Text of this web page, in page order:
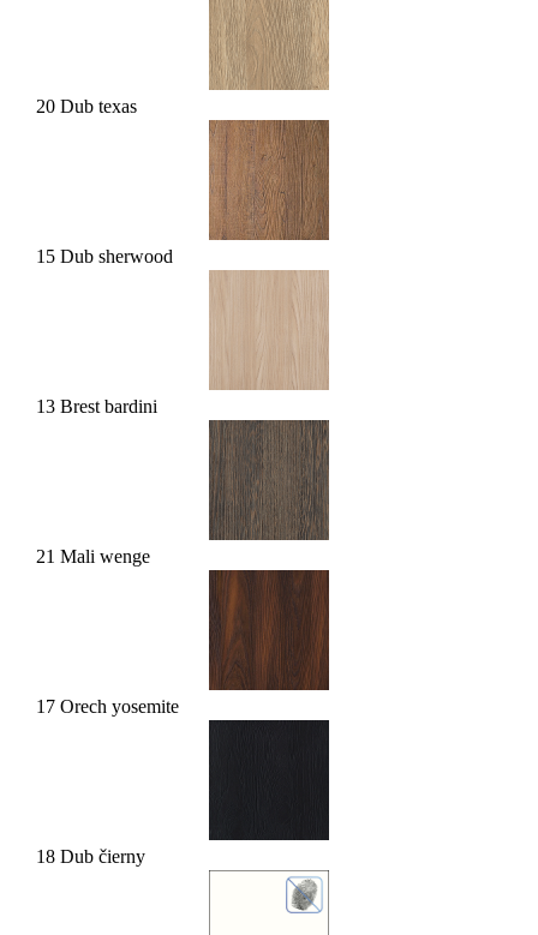
20 Dub texas
15 Dub sherwood
13 Brest bardini
21 Mali wenge
17 Orech yosemite
18 Dub čierny